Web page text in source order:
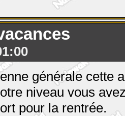
générale cette
niveau vous
pour la rentrée.